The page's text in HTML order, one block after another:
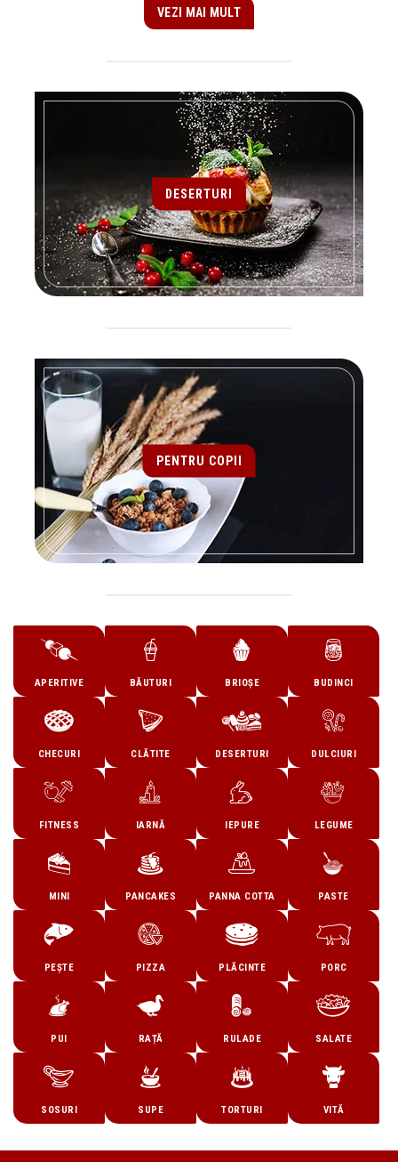
VEZI MAI MULT
DESERTURI
APERITIVE BĂUTURI BRIOȘE BUDINCI
CHECURI CLĂTITE DESERTURI DULCIURI
FITNESS IARNĂ IEPURE LEGUME
MINI PANCAKES PANNA COTTA PASTE
PEȘTE PIZZA PLĂCINTE PORC
PUI RAȚĂ RULADE SALATE
SOSURI SUPE TORTURI VITĂ
PENTRU COPII